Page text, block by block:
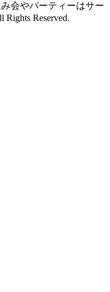
会やパーティーはサー
Reserved.